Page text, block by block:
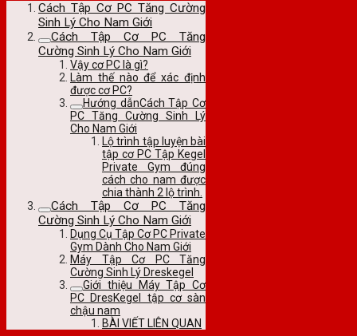
Cách Tập Cơ PC Tăng Cường
Sinh Lý Cho Nam Giới
Cách Tập Cơ PC Tăng
Cường Sinh Lý Cho Nam Giới
Vậy cơ PC là gì?
Làm thế nào để xác định
được cơ PC?
Hướng dẫnCách Tập Cơ
PC Tăng Cường Sinh Lý
Cho Nam Giới
Lộ trình tập luyện bài
tập cơ PC Tập Kegel
Private Gym đúng
cách cho nam được
chia thành 2 lộ trình.
Cách Tập Cơ PC Tăng
Cường Sinh Lý Cho Nam Giới
Dụng Cụ Tập Cơ PC Private
Gym Dành Cho Nam Giới
Máy Tập Cơ PC Tăng
Cường Sinh Lý Dreskegel
Giới thiệu Máy Tập Cơ
PC DresKegel tập cơ sàn
chậu nam
BÀI VIẾT LIÊN QUAN